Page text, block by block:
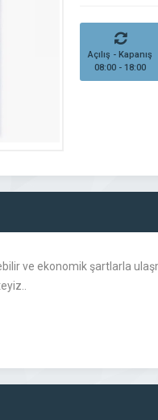
Açılış - Kapanış
08:00 - 18:00
ve ekonomik şartlarla